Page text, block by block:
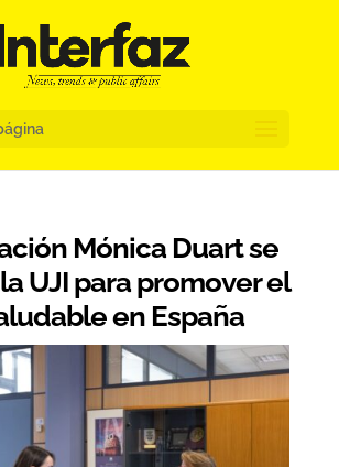
Mónica Duart se
UJI para promover el
en España